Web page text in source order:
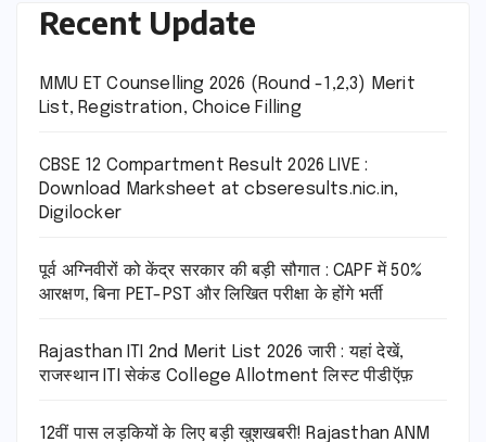
Recent Update
MMU ET Counselling 2026 (Round -1,2,3) Merit
List, Registration, Choice Filling
CBSE 12 Compartment Result 2026 LIVE :
Download Marksheet at cbseresults.nic.in,
Digilocker
पूर्व अग्निवीरों को केंद्र सरकार की बड़ी सौगात : CAPF में 50%
आरक्षण, बिना PET-PST और लिखित परीक्षा के होंगे भर्ती
Rajasthan ITI 2nd Merit List 2026 जारी : यहां देखें,
राजस्थान ITI सेकंड College Allotment लिस्ट पीडीऍफ़
12वीं पास लड़कियों के लिए बड़ी खुशखबरी! Rajasthan ANM